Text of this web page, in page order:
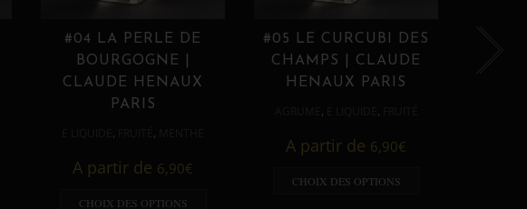
#04 LA PERLE DE
BOURGOGNE |
CLAUDE HENAUX
PARIS
, ,
A partir de 6,90€
CHOIX DES OPTIONS
#05 LE CURCUBI DES
CHAMPS | CLAUDE
HENAUX PARIS
, ,
A partir de 6,90€
CHOIX DES OPTIONS